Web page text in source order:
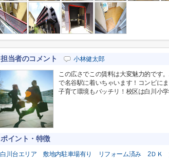
担当者のコメント 小林健太郎
この広さでこの賃料は大変魅力的です
で名谷駅に着いちゃいます！コンビに
子育て環境もバッチリ！校区は白川小
ポイント・特徴
白川台エリア 敷地内駐車場有り リフォーム済み 2ＤＫ